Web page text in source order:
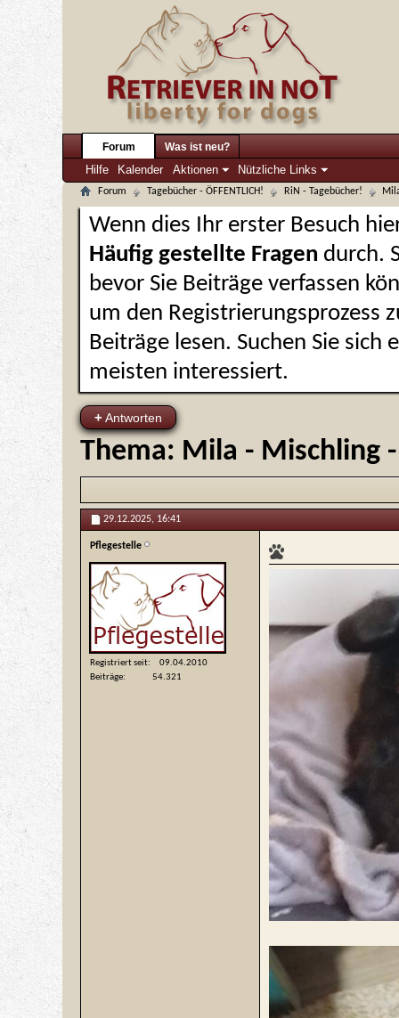
Forum
Hilfe Kalender Aktionen Nützliche Links
Was ist neu?
Forum Tagebücher - ÖFFENTLICH! RiN - Tagebücher!
Wenn dies Ihr erster Besuch
Häufig gestellte Fragen durch.
bevor Sie Beiträge verfassen
um den Registrierungsprozess
Beiträge lesen. Suchen Sie sich
meisten interessiert.
+Antworten
Thema: Mila - Mischling
29.12.2025, 16:41
Pflegestelle
Registriert seit
09.04.2010
Beiträge
54.321